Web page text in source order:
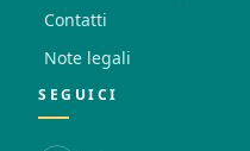
Contatti
Note legali
SEGUICI